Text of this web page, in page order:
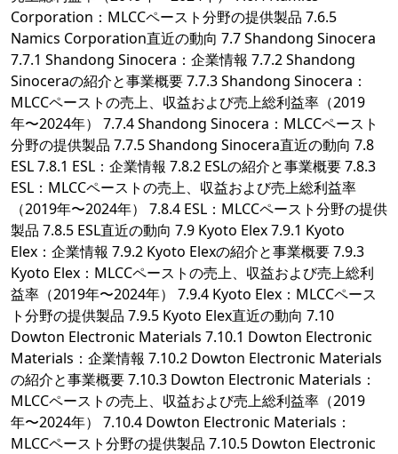
Corporation：MLCCペースト分野の提供製品 7.6.5
Namics Corporation直近の動向 7.7 Shandong Sinocera
7.7.1 Shandong Sinocera：企業情報 7.7.2 Shandong
Sinoceraの紹介と事業概要 7.7.3 Shandong Sinocera：
MLCCペーストの売上、収益および売上総利益率（2019
年〜2024年） 7.7.4 Shandong Sinocera：MLCCペースト
分野の提供製品 7.7.5 Shandong Sinocera直近の動向 7.8
ESL 7.8.1 ESL：企業情報 7.8.2 ESLの紹介と事業概要 7.8.3
ESL：MLCCペーストの売上、収益および売上総利益率
（2019年〜2024年） 7.8.4 ESL：MLCCペースト分野の提供
製品 7.8.5 ESL直近の動向 7.9 Kyoto Elex 7.9.1 Kyoto
Elex：企業情報 7.9.2 Kyoto Elexの紹介と事業概要 7.9.3
Kyoto Elex：MLCCペーストの売上、収益および売上総利
益率（2019年〜2024年） 7.9.4 Kyoto Elex：MLCCペース
ト分野の提供製品 7.9.5 Kyoto Elex直近の動向 7.10
Dowton Electronic Materials 7.10.1 Dowton Electronic
Materials：企業情報 7.10.2 Dowton Electronic Materials
の紹介と事業概要 7.10.3 Dowton Electronic Materials：
MLCCペーストの売上、収益および売上総利益率（2019
年〜2024年） 7.10.4 Dowton Electronic Materials：
MLCCペースト分野の提供製品 7.10.5 Dowton Electronic